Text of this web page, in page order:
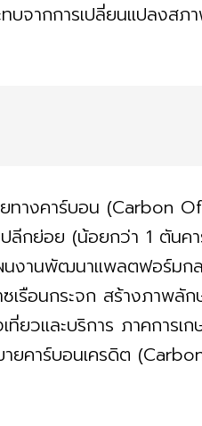
ทบจากการเปลี่ยนแปลงสภ
ยทางคาร์บอน (Carbon
ลีกย่อย (น้อยกว่า 1 ตันค
นงานพัฒนาแพลตฟอร์มก
เรือนกระจก สร้างภาพลั
ยวและบริการ ภาคการเก
ยคาร์บอนเครดิต